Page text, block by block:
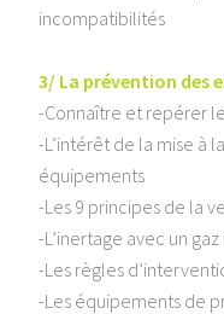
incompatibilités
3/ La prévention des
-Connaître et repérer
-L’intérêt de la mise à
équipements
-Les 9 principes de la
-L’inertage avec un
-Les règles
-Les équipements de